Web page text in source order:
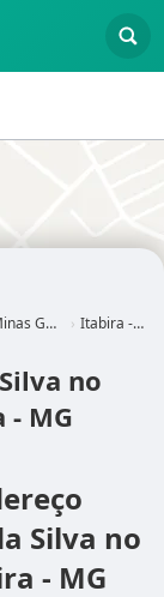
Gerais Itabira - MG
no
MG
Silva no
- MG